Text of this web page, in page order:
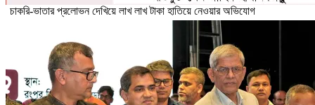
চাকরি-ভাতার প্রলোভন দেখিয়ে লাখ লাখ টাকা হাতিয়ে নেওয়ার অভিযোগ